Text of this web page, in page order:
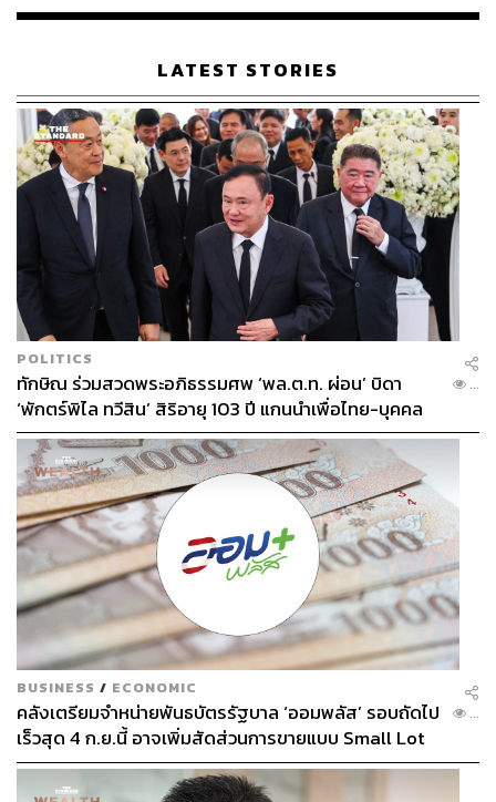
เรือนไทยที่ถูกซุกไว้
LATEST STORIES
POLITICS
ทักษิณ ร่วมสวดพระอภิธรรมศพ ‘พล.ต.ท. ผ่อน’ บิดา
‘พักตร์พิไล ทวีสิน’ สิริอายุ 103 ปี แกนนำเพื่อไทย-บุคคล
หลากวงการร่วมอาลัย
...
BUSINESS / ECONOMIC
คลังเตรียมจำหน่ายพันธบัตรรัฐบาล ‘ออมพลัส’ รอบถัดไป
เร็วสุด 4 ก.ย.นี้ อาจเพิ่มสัดส่วนการขายแบบ Small Lot
First มากขึ้น
...